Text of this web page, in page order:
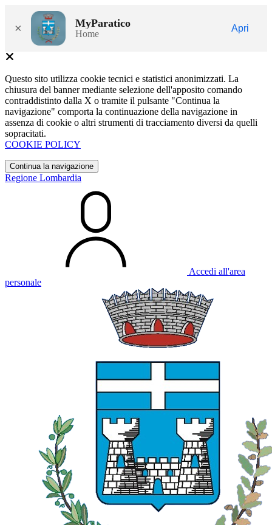
× MyParatico
Home
Apri
Questo sito utilizza cookie tecnici e statistici anonimizzati. La
chiusura del banner mediante selezione dell'apposito comando
contraddistinto dalla X o tramite il pulsante "Continua la
navigazione" comporta la continuazione della navigazione in
assenza di cookie o altri strumenti di tracciamento diversi da quelli
sopracitati.
COOKIE POLICY
Continua la navigazione
Regione Lombardia
Accedi all'area
personale